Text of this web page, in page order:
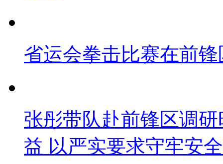
省运会拳击比赛在前
张彤带队赴前锋区调
益 以严实要求守牢安